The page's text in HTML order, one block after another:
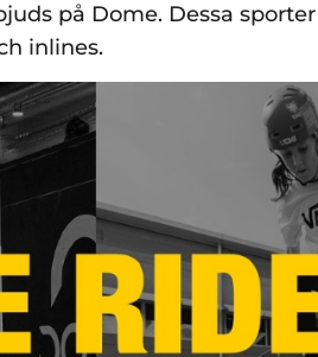
på Dome. Dessa
inlines.